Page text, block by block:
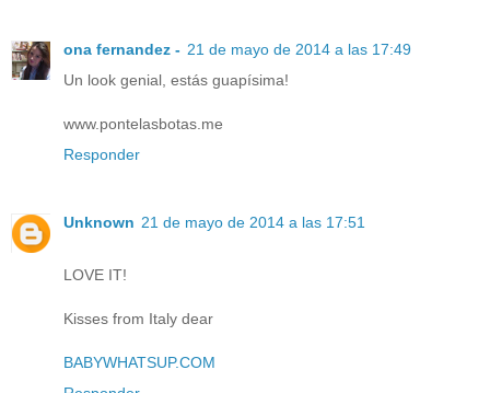
ona fernandez - 21 de mayo de 2014 a las 17:49
Un look genial, estás guapísima!
www.pontelasbotas.me
Responder
Unknown 21 de mayo de 2014 a las 17:51
LOVE IT!
Kisses from Italy dear
BABYWHATSUP.COM